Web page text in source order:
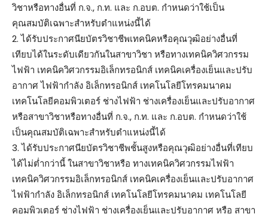
วิชาหรือทางอื่นที่ ก.จ., ก.ท. และ ก.อบต. กำหนดว่าใช้เป็น
คุณสมบัติเฉพาะสำหรับตำแหน่งนี้ได้
2. ได้รับประกาศนียบัตรวิชาชีพเทคนิคหรือคุณวุฒิอย่างอื่นที่
เทียบได้ในระดับเดียวกันในสาขาวิชา หรือทางเทคนิควิศวกรรม
ไฟฟ้า เทคนิควิศวกรรมอิเล็กทรอนิกส์ เทคนิคเครื่องเย็นและปรับ
อากาศ ไฟฟ้ากำลัง อิเล็กทรอนิกส์ เทคโนโลยีโทรคมนาคม
เทคโนโลยีคอมพิวเตอร์ ช่างไฟฟ้า ช่างเครื่องเย็นและปรับอากาศ
หรือสาขาวิชาหรือทางอื่นที่ ก.จ., ก.ท. และ ก.อบต. กำหนดว่าใช้
เป็นคุณสมบัติเฉพาะสำหรับตำแหน่งนี้ได้
3. ได้รับประกาศนียบัตรวิชาชีพชั้นสูงหรือคุณวุฒิอย่างอื่นที่เทียบ
ได้ไม่ต่ำกว่านี้ ในสาขาวิชาหรือ ทางเทคนิควิศวกรรมไฟฟ้า
เทคนิควิศวกรรมอิเล็กทรอนิกส์ เทคนิคเครื่องเย็นและปรับอากาศ
ไฟฟ้ากำลัง อิเล็กทรอนิกส์ เทคโนโลยีโทรคมนาคม เทคโนโลยี
คอมพิวเตอร์ ช่างไฟฟ้า ช่างเครื่องเย็นและปรับอากาศ หรือ สาขา